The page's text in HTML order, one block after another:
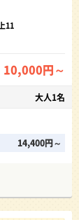
11
10,000円～
大人1名
14,400円～